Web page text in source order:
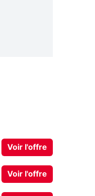
Voir l'offre
Voir l'offre